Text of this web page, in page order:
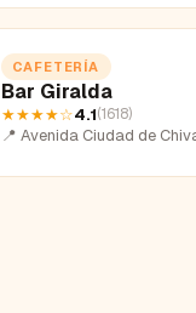
CAFETERÍA
Bar Giralda
★★★★☆4.1(1618)
📍 Avenida Ciudad de